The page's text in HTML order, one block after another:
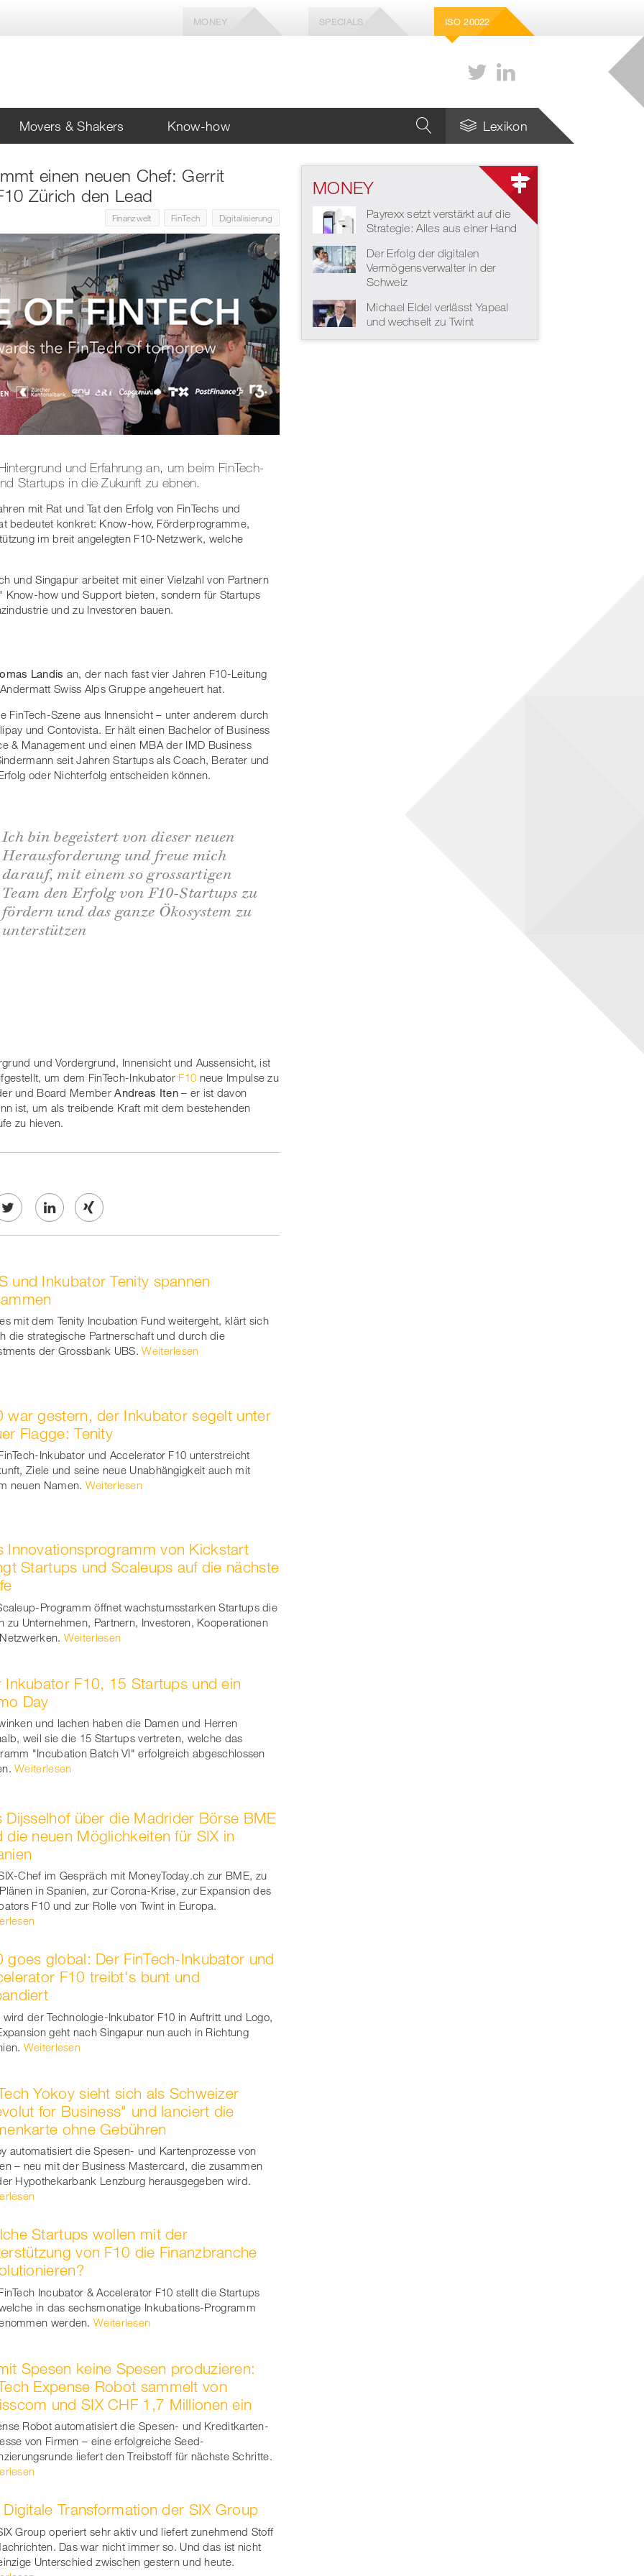
MONEY SPECIALS ISO 20022
Movers & Shakers Know-how Lexikon
einen neuen Chef: Gerrit
Zürich den Lead
Finanzwelt FinTech Digitalisierung
und Erfahrung an, um beim FinTech-
Startups in die Zukunft zu ebnen.
mit Rat und Tat den Erfolg von FinTechs und
bedeutet konkret: Know-how, Förderprogramme,
im breit angelegten F10-Netzwerk, welche
und Singapur arbeitet mit einer Vielzahl von Partnern
how und Support bieten, sondern für Startups
und zu Investoren bauen.
Landis an, der nach fast vier Jahren F10-Leitung
Swiss Alps Gruppe angeheuert hat.
FinTech-Szene aus Innensicht – unter anderem durch
und Contovista. Er hält einen Bachelor of Business
& Management und einen MBA der IMD Business
seit Jahren Startups als Coach, Berater und
oder Nichterfolg entscheiden können.
Ich bin begeistert von dieser neuen
Herausforderung und freue mich
darauf, mit einem so grossartigen
Team den Erfolg von F10-Startups zu
fördern und das ganze Ökosystem zu
unterstützen
und Vordergrund, Innensicht und Aussensicht, ist
um dem FinTech-Inkubator F10 neue Impulse zu
und Board MemberAndreas Iten– er ist davon
ist, um als treibende Kraft mit dem bestehenden
zu hieven.
on
er
Share
linkedin
Share
Xing
und Inkubator Tenity spannen
mit dem Tenity Incubation Fund weitergeht, klärt sich
die strategische Partnerschaft und durch die
der Grossbank UBS. Weiterlesen
war gestern, der Inkubator segelt unter
Flagge: Tenity
Inkubator und Accelerator F10 unterstreicht
Ziele und seine neue Unabhängigkeit auch mit
neuen Namen. Weiterlesen
Innovationsprogramm von Kickstart
Startups und Scaleups auf die nächste
Programm öffnet wachstumsstarken Startups die
zu Unternehmen, Partnern, Investoren, Kooperationen
Weiterlesen
Inkubator F10, 15 Startups und ein
Day
und lachen haben die Damen und Herren
weil sie die 15 Startups vertreten, welche das
"Incubation Batch VI" erfolgreich abgeschlossen
Weiterlesen
Dijsselhof über die Madrider Börse BME
die neuen Möglichkeiten für SIX in
Chef im Gespräch mit MoneyToday.ch zur BME, zu
in Spanien, zur Corona-Krise, zur Expansion des
F10 und zur Rolle von Twint in Europa.
goes global: Der FinTech-Inkubator und
F10 treibt's bunt und
wird der Technologie-Inkubator F10 in Auftritt und Logo,
geht nach Singapur nun auch in Richtung
Weiterlesen
Yokoy sieht sich als Schweizer
for Business" und lanciert die
ohne Gebühren
automatisiert die Spesen- und Kartenprozesse von
– neu mit der Business Mastercard, die zusammen
Hypothekarbank Lenzburg herausgegeben wird.
Startups wollen mit der
von F10 die Finanzbranche
Incubator & Accelerator F10 stellt die Startups
in das sechsmonatige Inkubations-Programm
werden. Weiterlesen
Spesen keine Spesen produzieren:
Expense Robot sammelt von
und SIX CHF 1,7 Millionen ein
Robot automatisiert die Spesen- und Kreditkarten-
von Firmen – eine erfolgreiche Seed-
liefert den Treibstoff für nächste Schritte.
Digitale Transformation der SIX Group
Group operiert sehr aktiv und liefert zunehmend Stoff
Das war nicht immer so. Und das ist nicht
Unterschied zwischen gestern und heute.
MONEY
Payrexx setzt verstärkt auf die
Strategie: Alles aus einer Hand
Der Erfolg der digitalen
Vermögensverwalter in der
Schweiz
Michael Eidel verlässt Yapeal
und wechselt zu Twint